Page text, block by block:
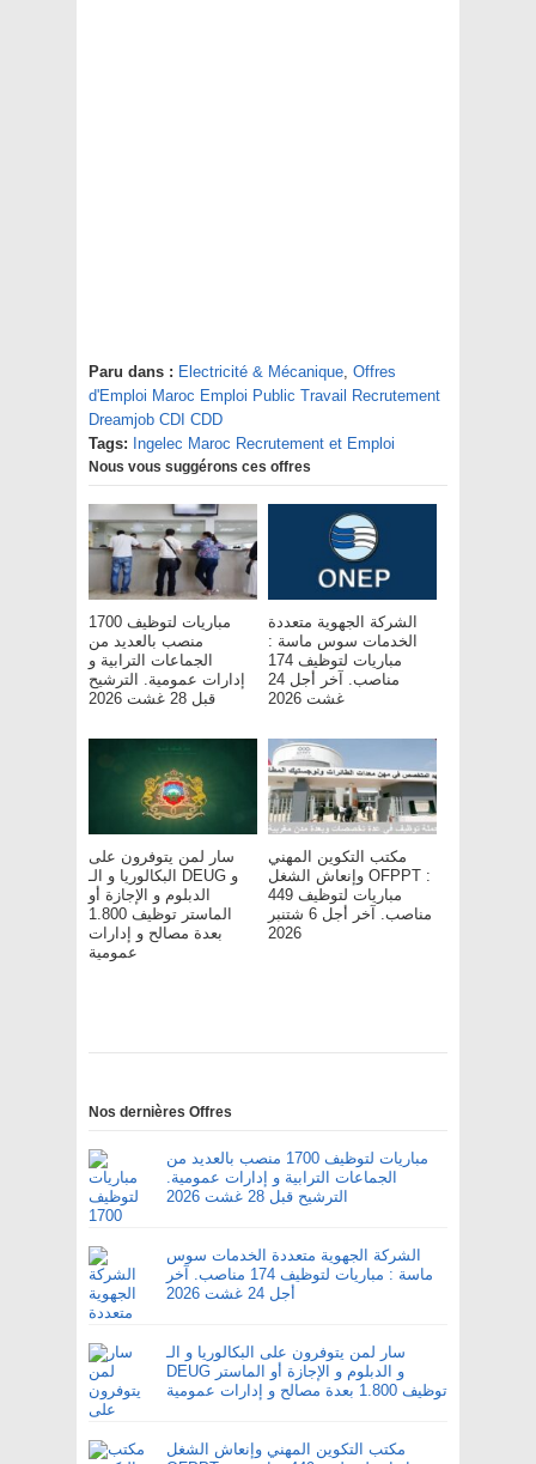
Paru dans : Electricité & Mécanique, Offres
d'Emploi Maroc Emploi Public Travail Recrutement
Dreamjob CDI CDD
Tags: Ingelec Maroc Recrutement et Emploi
Nous vous suggérons ces offres
مباريات لتوظيف 1700
منصب بالعديد من
الجماعات الترابية و
إدارات عمومية. الترشيح
قبل 28 غشت 2026
الشركة الجهوية متعددة
الخدمات سوس ماسة :
مباريات لتوظيف 174
مناصب. آخر أجل 24
غشت 2026
سار لمن يتوفرون على
البكالوريا و الـ DEUG و
الدبلوم و الإجازة أو
الماستر توظيف 1.800
بعدة مصالح و إدارات
عمومية
مكتب التكوين المهني
وإنعاش الشغل OFPPT :
مباريات لتوظيف 449
مناصب. آخر أجل 6 شتنبر
2026
Nos dernières Offres
مباريات لتوظيف 1700 منصب بالعديد من
الجماعات الترابية و إدارات عمومية.
الترشيح قبل 28 غشت 2026
الشركة الجهوية متعددة الخدمات سوس
ماسة : مباريات لتوظيف 174 مناصب. آخر
أجل 24 غشت 2026
سار لمن يتوفرون على البكالوريا و الـ
DEUG و الدبلوم و الإجازة أو الماستر
توظيف 1.800 بعدة مصالح و إدارات عمومية
مكتب التكوين المهني وإنعاش الشغل